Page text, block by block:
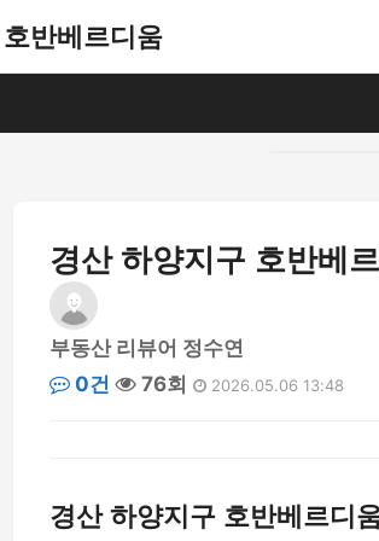
반베르디움
경산 하양지구 호반베
부동산 리뷰어 정수연
0건
76회 2026.05.06 13:48
경산 하양지구 호반베르디